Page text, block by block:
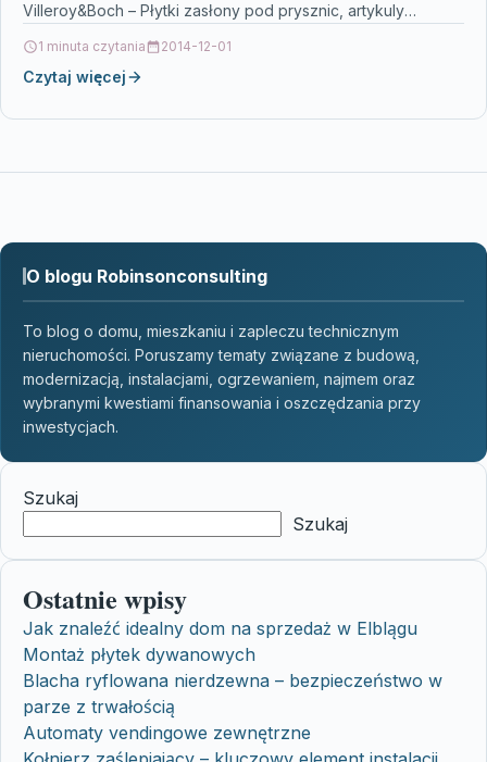
Villeroy&Boch – Płytki zasłony pod prysznic, artykuly
1 minuta czytania 2014-12-01
Czytaj więcej
O blogu Robinsonconsulting
To blog o domu, mieszkaniu i zapleczu technicznym
nieruchomości. Poruszamy tematy związane z budową,
modernizacją, instalacjami, ogrzewaniem, najmem oraz
wybranymi kwestiami finansowania i oszczędzania przy
inwestycjach.
Szukaj
Szukaj
Ostatnie wpisy
Jak znaleźć idealny dom na sprzedaż w Elblągu
Montaż płytek dywanowych
Blacha ryflowana nierdzewna – bezpieczeństwo w
parze z trwałością
Automaty vendingowe zewnętrzne